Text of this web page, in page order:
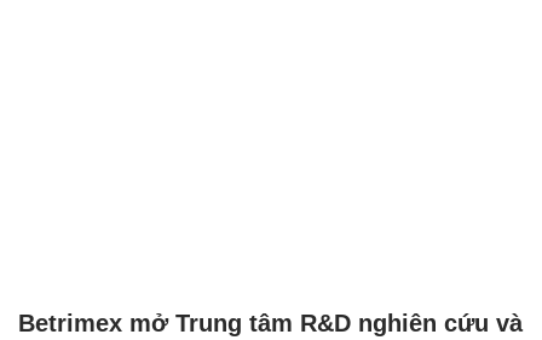
Betrimex mở Trung tâm R&D nghiên cứu và